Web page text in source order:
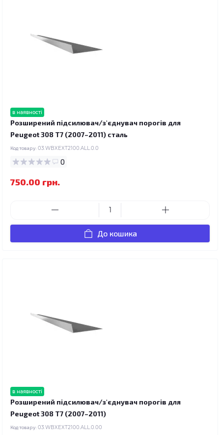
в наявності
Розширений підсилювач/з'єднувач порогів для
Peugeot 308 T7 (2007–2011) сталь
Код товару: 03.WBXEXT2100.ALL.0.0
0
750.00 грн.
До кошика
в наявності
Розширений підсилювач/з'єднувач порогів для
Peugeot 308 T7 (2007–2011)
Код товару: 03.WBXEXT2100.ALL.0.00